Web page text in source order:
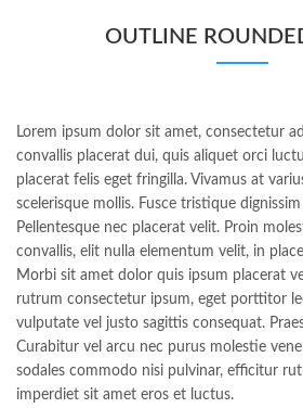
OUTLINE
Lorem ipsum dolor sit amet, consectetur
convallis placerat dui, quis aliquet orci
placerat felis eget fringilla. Vivamus at
scelerisque mollis. Fusce tristique
Pellentesque nec placerat velit. Proin
convallis, elit nulla elementum velit, in
Morbi sit amet dolor quis ipsum placerat
rutrum consectetur ipsum, eget porttitor
vulputate vel justo sagittis consequat.
Curabitur vel arcu nec purus molestie
sodales commodo nisi pulvinar, efficitur
imperdiet sit amet eros et luctus.